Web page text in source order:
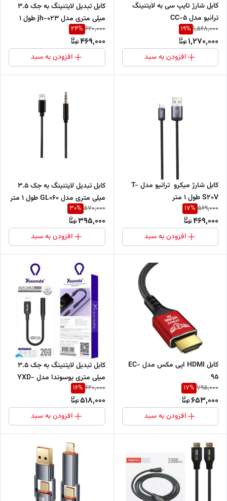
کابل شارژ تایپ سی به لایتنینگ
ترانیو مدل CC-5
1,568,000
19%
1,270,000
افزودن به سبد
کابل تبدیل لایتنینگ به جک 3.5
میلی متری مدل jh-023 طول 1
متر
620,000
24%
469,000
افزودن به سبد
کابل شارژ میکرو ترانیو مدل T-
S20V طول 1 متر
569,000
17%
469,000
افزودن به سبد
کابل تبدیل لایتنینگ به جک 3.5
میلی متری مدل GL060 طول 1 متر
570,000
30%
395,000
افزودن به سبد
کابل HDMI اپی مکس مدل EC-
95
795,000
17%
653,000
افزودن به سبد
کابل تبدیل لایتنینگ به جک 3.5
میلی متری یوسوندا مدل YXD-
M25
620,000
16%
518,000
افزودن به سبد